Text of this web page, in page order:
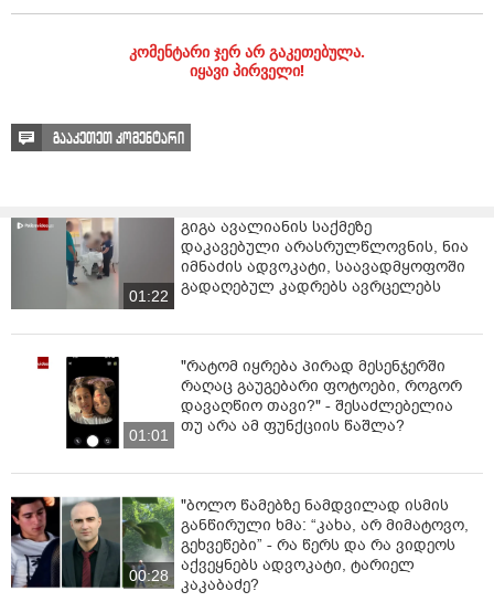
კომენტარი ჯერ არ გაკეთებულა.
იყავი პირველი!
გააკეთეთ კომენტარი
01:22
გიგა ავალიანის საქმეზე
დაკავებული არასრულწლოვნის, ნია
იმნაძის ადვოკატი, საავადმყოფოში
გადაღებულ კადრებს ავრცელებს
01:01
"რატომ იყრება პირად მესენჯერში
რაღაც გაუგებარი ფოტოები, როგორ
დავაღწიო თავი?" - შესაძლებელია
თუ არა ამ ფუნქციის წაშლა?
00:28
"ბოლო წამებზე ნამდვილად ისმის
განწირული ხმა: “კახა, არ მიმატოვო,
გეხვეწები” - რა წერს და რა ვიდეოს
აქვეყნებს ადვოკატი, ტარიელ
კაკაბაძე?